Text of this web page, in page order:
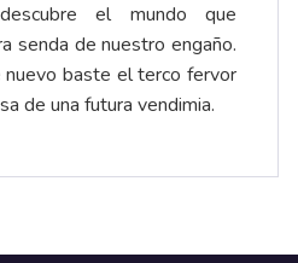
el mundo que
senda de nuestro engaño.
nuevo baste el terco fervor
de una futura vendimia.